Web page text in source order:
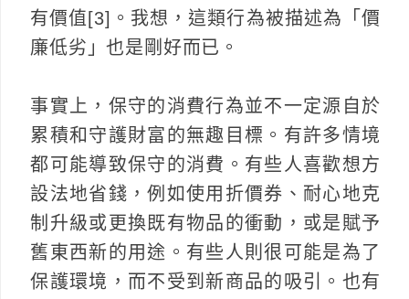
有價值[3]。我想，這類行為被描述為「價
廉低劣」也是剛好而已。
事實上，保守的消費行為並不一定源自於
累積和守護財富的無趣目標。有許多情境
都可能導致保守的消費。有些人喜歡想方
設法地省錢，例如使用折價券、耐心地克
制升級或更換既有物品的衝動，或是賦予
舊東西新的用途。有些人則很可能是為了
保護環境，而不受到新商品的吸引。也有